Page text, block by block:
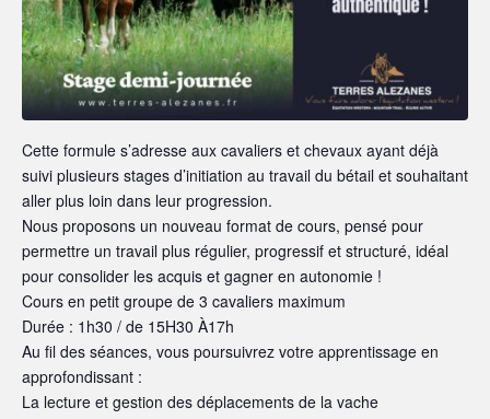
Cette formule s’adresse aux cavaliers et chevaux ayant déjà
suivi plusieurs stages d’initiation au travail du bétail et souhaitant
aller plus loin dans leur progression.
Nous proposons un nouveau format de cours, pensé pour
permettre un travail plus régulier, progressif et structuré, idéal
pour consolider les acquis et gagner en autonomie !
Cours en petit groupe de 3 cavaliers maximum
Durée : 1h30 / de 15H30 À17h
Au fil des séances, vous poursuivrez votre apprentissage en
approfondissant :
La lecture et gestion des déplacements de la vache